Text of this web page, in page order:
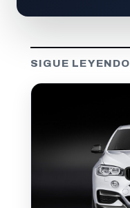
SIGUE LEYENDO